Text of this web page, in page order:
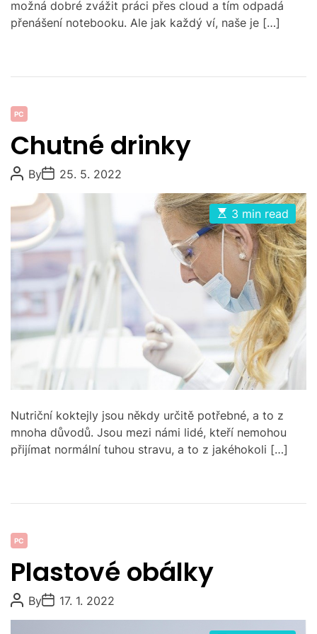
možná dobré zvážit práci přes cloud a tím odpadá
přenášení notebooku. Ale jak každý ví, naše je […]
C
t
e
g
i
e
PC
Chutné drinky
P
o
t
u
t
h
ByP
o
s
D
a
t
e
25. 5. 2022
E
s
t
i
a
t
e
d
t
i
3 min read
Nutriční koktejly jsou někdy určitě potřebné, a to z
mnoha důvodů. Jsou mezi námi lidé, kteří nemohou
přijímat normální tuhou stravu, a to z jakéhokoli […]
C
e
g
PC
Plastové obálky
P
o
s
ByP
o
s
17. 1. 2022